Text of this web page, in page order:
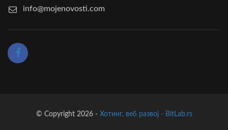
info@mojenovosti.com
© Copyright 2026 - Хотинг, веб развој - BitLab.rs